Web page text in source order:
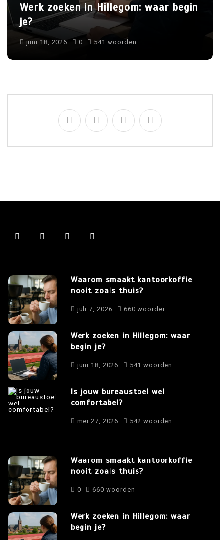
Werk zoeken in Hillegom: waar begin
je?
juni 18, 2026 0 541 woorden
Waarom smaakt kantoorkoffie
nooit zoals thuis?
juli 7, 2026 660 woorden
Werk zoeken in Hillegom: waar
begin je?
juni 18, 2026 541 woorden
Is jouw bureaustoel wel
comfortabel?
mei 27, 2026 542 woorden
Waarom smaakt kantoorkoffie
nooit zoals thuis?
0 660 woorden
Werk zoeken in Hillegom: waar
begin je?